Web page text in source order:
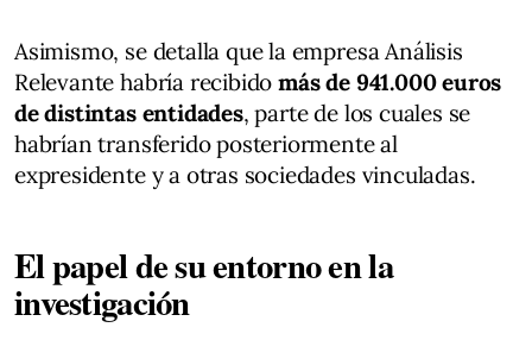
Asimismo, se detalla que la empresa Análisis
Relevante habría recibidomás de 941.000 euros
de distintas entidades, parte de los cuales se
habrían transferido posteriormente al
expresidente y a otras sociedades vinculadas.
El papel de su entorno en la
investigación